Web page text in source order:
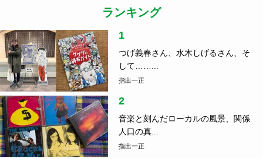
ランキング
1
つげ義春さん、水木しげるさん、そ
して……...
指出一正
2
音楽と刻んだローカルの風景、関係
人口の真...
指出一正